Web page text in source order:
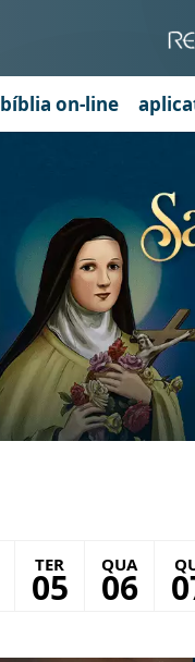
bíblia on-line
TER
05
QUA
06